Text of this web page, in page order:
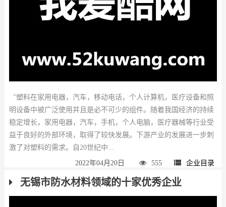
"塑料在家用电器，汽车，移动电话，个人计算机，医疗设备和照
明设备中被广泛使用并且是必不可少的组件。随着我国经济的持续
稳定增长，家用电器，汽车，手机，个人电脑，医疗器械等行业受
益于良好的外部环境，取得了较快发展。下游产业的发展进一步刺
激了对塑料的需求。自20世纪中...
2022年04月20日 555 企业目录
无锡市防水材料领域的十家优秀企业